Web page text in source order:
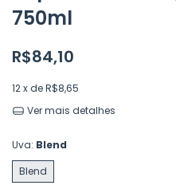
750ml
R$84,10
12x deR$8,65
Ver mais detalhes
Uva: Blend
Blend